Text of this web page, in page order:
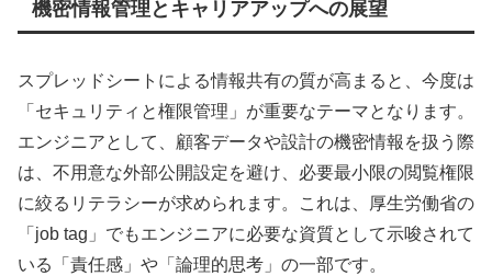
機密情報管理とキャリアアップへの展望
スプレッドシートによる情報共有の質が高まると、今度は
「セキュリティと権限管理」が重要なテーマとなります。
エンジニアとして、顧客データや設計の機密情報を扱う際
は、不用意な外部公開設定を避け、必要最小限の閲覧権限
に絞るリテラシーが求められます。これは、厚生労働省の
「job tag」でもエンジニアに必要な資質として示唆されて
いる「責任感」や「論理的思考」の一部です。